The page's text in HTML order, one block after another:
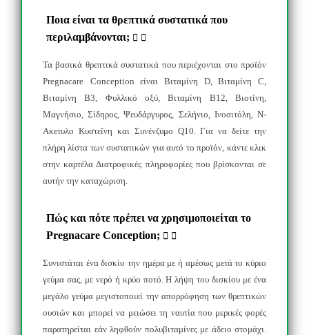
Ποια είναι τα θρεπτικά συστατικά που
περιλαμβάνονται;
Τα βασικά θρεπτικά συστατικά που περιέχονται στο προϊόν
Pregnacare
Conception είναι Βιταμίνη D, ΒιταμίνηC
Βιταμίνη Β3, Φυλλικό οξύ, Βιταμίνη Β12, Βιοτίνη,
Μαγνήσιο, Σίδηρος, Ψευδάργυρος, Σελήνιο, Ινοσιτόλη, Ν-
Ακετυλο Κυστεΐνη και Συνένζυμο Q10. Για να δείτε την
πλήρη λίστα των συστατικών για αυτό το προϊόν, κάντε κλικ
στην καρτέλα Διατροφικές πληροφορίες που βρίσκονται σε
αυτήν την καταχώριση.
Πώς και πότε πρέπει να χρησιμοποιείται το
Pregnacare Conception;
Συνιστάται ένα δισκίο την ημέρα με ή αμέσως μετά το κύριο
γεύμα σας, με νερό ή κρύο ποτό. Η λήψη του δισκίου με ένα
μεγάλο γεύμα μεγιστοποιεί την απορρόφηση των θρεπτικών
ουσιών και μπορεί να μειώσει τη ναυτία που μερικές φορές
παρατηρείται εάν ληφθούν πολυβιταμίνες με άδειο στομάχι.